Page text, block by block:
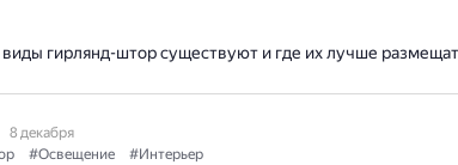
виды гирлянд-штор существуют и где их лучше
8 декабря
#Освещение #Интерьер